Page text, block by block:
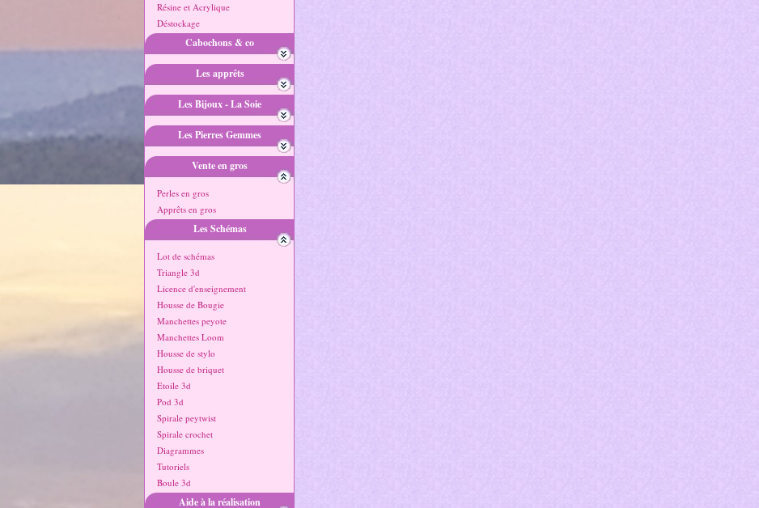
Résine et Acrylique
Déstockage
Cabochons & co
Les apprêts
Les Bijoux - La Soie
Les Pierres Gemmes
Vente en gros
Perles en gros
Apprêts en gros
Les Schémas
Lot de schémas
Triangle 3d
Licence d'enseignement
Housse de Bougie
Manchettes peyote
Manchettes Loom
Housse de stylo
Housse de briquet
Etoile 3d
Pod 3d
Spirale peytwist
Spirale crochet
Diagrammes
Tutoriels
Boule 3d
Aide à la réalisation